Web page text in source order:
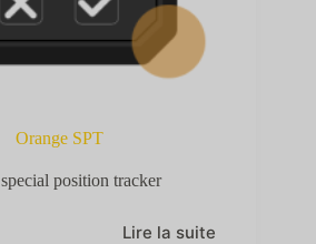
Orange SPT
special position tracker
Lire la suite